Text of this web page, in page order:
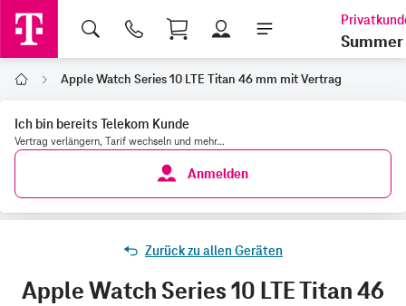
Shopping Cart
Summer
Home Apple Watch Series 10 LTE Titan 46 mm mit Vertrag
Ich bin bereits Telekom Kunde
Vertrag verlängern, Tarif wechseln und mehr...
Anmelden
Zurück zu allen Geräten
Apple Watch Series 10 LTE Titan 46